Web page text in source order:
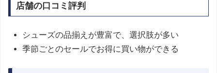
店舗の口コミ評判
シューズの品揃えが豊富で、選択肢が多い​
季節ごとのセールでお得に買い物ができる